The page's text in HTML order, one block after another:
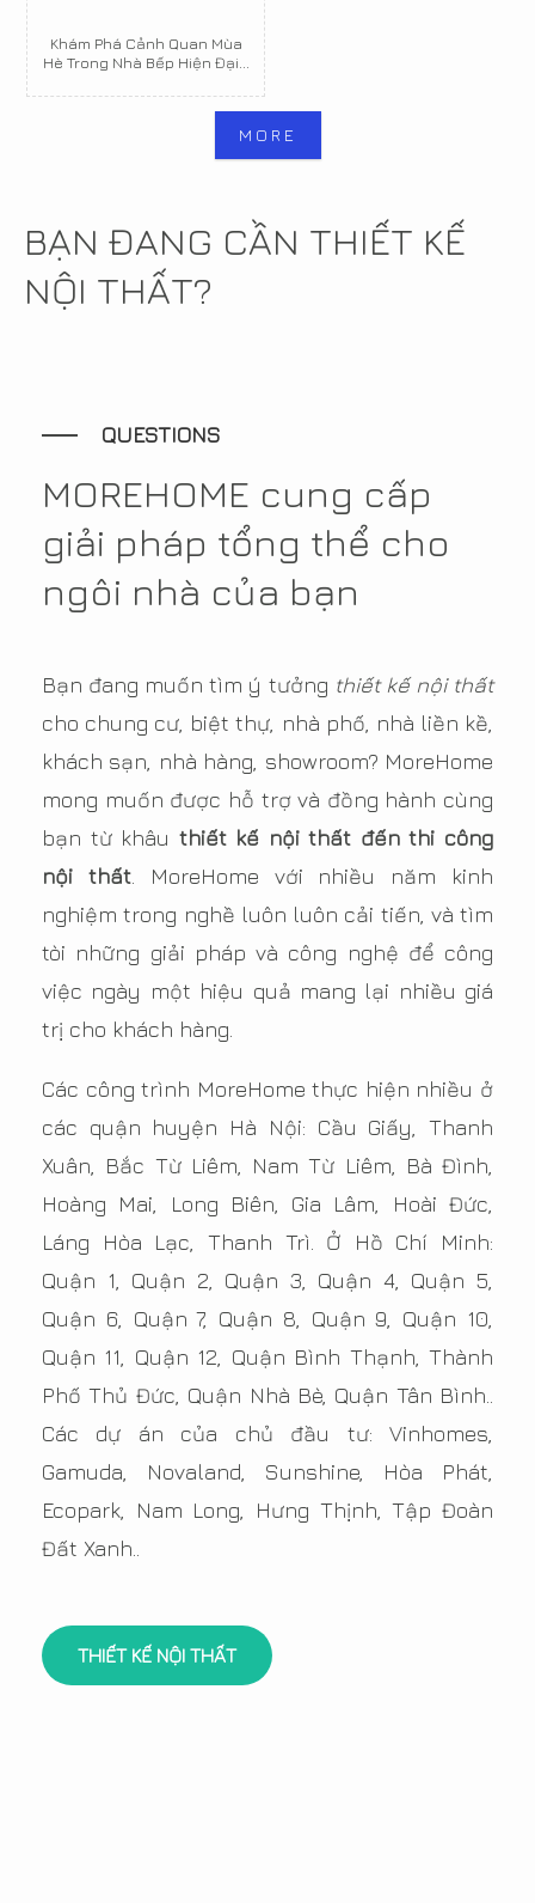
Khám Phá Cảnh Quan Mùa
Hè Trong Nhà Bếp Hiện Đại...
MORE
BẠN ĐANG CẦN THIẾT KẾ
NỘI THẤT?
QUESTIONS
MOREHOME cung cấp
giải pháp tổng thể cho
ngôi nhà của bạn
Bạn đang muốn tìm ý tưởng thiết kế nội thất
cho chung cư, biệt thự, nhà phố, nhà liền kề,
khách sạn, nhà hàng, showroom? MoreHome
mong muốn được hỗ trợ và đồng hành cùng
bạn từ khâu thiết kế nội thất đến thi công
nội thất. MoreHome với nhiều năm kinh
nghiệm trong nghề luôn luôn cải tiến, và tìm
tòi những giải pháp và công nghệ để công
việc ngày một hiệu quả mang lại nhiều giá
trị cho khách hàng.
Các công trình MoreHome thực hiện nhiều ở
các quận huyện Hà Nội: Cầu Giấy, Thanh
Xuân, Bắc Từ Liêm, Nam Từ Liêm, Bà Đình,
Hoàng Mai, Long Biên, Gia Lâm, Hoài Đức,
Láng Hòa Lạc, Thanh Trì. Ở Hồ Chí Minh:
Quận 1, Quận 2, Quận 3, Quận 4, Quận 5,
Quận 6, Quận 7, Quận 8, Quận 9, Quận 10,
Quận 11, Quận 12, Quận Bình Thạnh, Thành
Phố Thủ Đức, Quận Nhà Bè, Quận Tân Bình..
Các dự án của chủ đầu tư: Vinhomes,
Gamuda, Novaland, Sunshine, Hòa Phát,
Ecopark, Nam Long, Hưng Thịnh, Tập Đoàn
Đất Xanh..
THIẾT KẾ NỘI THẤT